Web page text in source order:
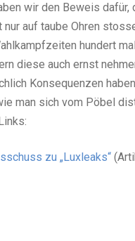
wir den Beweis
auf taube Ohren
hundert
diese auch ernst
Konsequenzen
man sich vom Pöbel
zu „Luxleaks“